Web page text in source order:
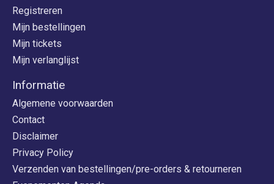
Registreren
Mijn bestellingen
Mijn tickets
Mijn verlanglijst
Informatie
Algemene voorwaarden
Contact
Disclaimer
Privacy Policy
Verzenden van bestellingen/pre-orders & retourneren